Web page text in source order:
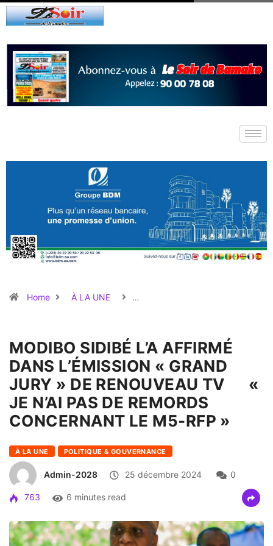
Home À LA UNE …
MODIBO SIDIBÉ L’A AFFIRMÉ
DANS L’ÉMISSION « GRAND
JURY » DE RENOUVEAU TV «
JE N’AI PAS DE REMORDS
CONCERNANT LE M5-RFP »
À LA UNE POLITIQUE & GOUVERNANCE
Admin-2028 25 décembre 2024 0
763 6 minutes read